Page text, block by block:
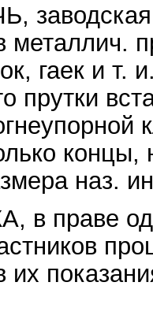
металлич.
гаек и
прутки
наз.
праве
их